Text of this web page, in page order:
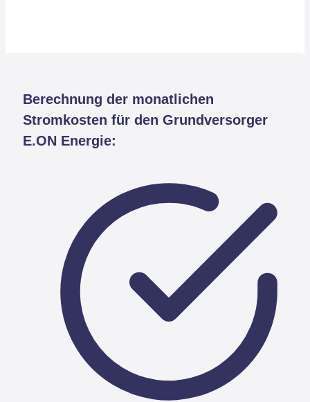
Berechnung der monatlichen
Stromkosten für den Grundversorger
E.ON Energie: